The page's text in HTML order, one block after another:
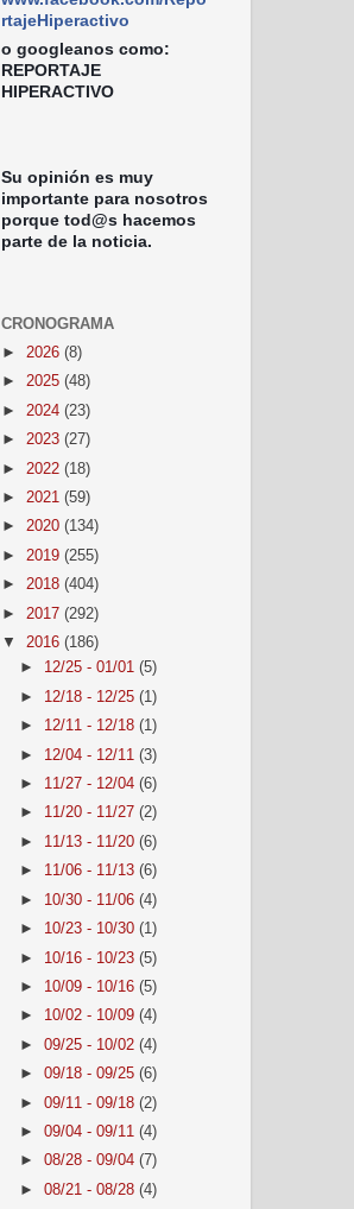
rtajeHiperactivo
o googleanos como:
REPORTAJE
HIPERACTIVO
Su opinión es muy
importante para nosotros
porque tod@s hacemos
parte de la noticia.
CRONOGRAMA
► 2026 (8)
► 2025 (48)
► 2024 (23)
► 2023 (27)
► 2022 (18)
► 2021 (59)
► 2020 (134)
► 2019 (255)
► 2018 (404)
► 2017 (292)
▼ 2016 (186)
► 12/25 - 01/01(5)
► 12/18 - 12/25(1)
► 12/11 - 12/18(1)
► 12/04 - 12/11(3)
► 11/27 - 12/04(6)
► 11/20 - 11/27(2)
► 11/13 - 11/20(6)
► 11/06 - 11/13(6)
► 10/30 - 11/06(4)
► 10/23 - 10/30(1)
► 10/16 - 10/23(5)
► 10/09 - 10/16(5)
► 10/02 - 10/09(4)
►09/25 - 10/02(4)
►09/18 - 09/25(6)
►09/11 - 09/18(2)
►09/04 - 09/11(4)
►08/28 - 09/04(7)
►08/21 - 08/28(4)